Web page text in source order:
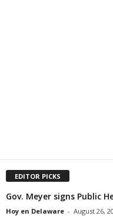
EDITOR PICKS
Gov. Meyer signs Public
Hoy en Delaware - August 26,